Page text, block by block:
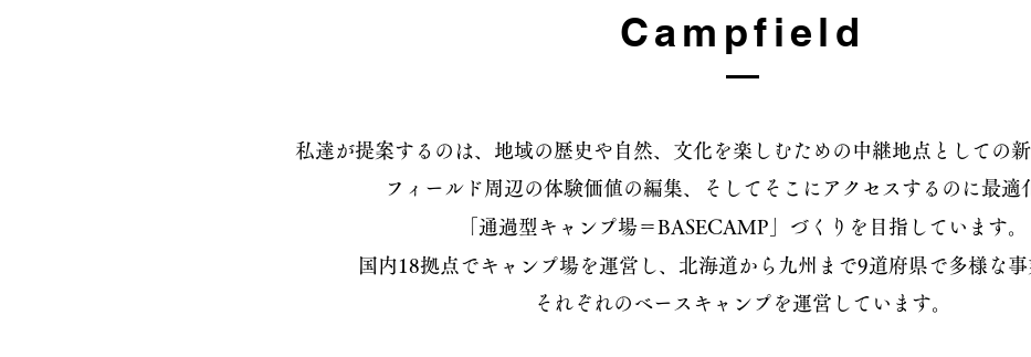
Campfield
私達が提案するのは、地域の歴史や自然、文化を楽しむための中継地点としての新
フィールド周辺の体験価値の編集、そしてそこにアクセスするのに最適
「通過型キャンプ場＝BASECAMP」づくりを目指しています。
国内18拠点でキャンプ場を運営し、北海道から九州まで9道府県で多様な事
それぞれのベースキャンプを運営しています。